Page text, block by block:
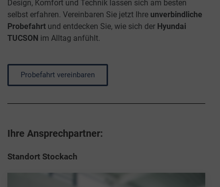
Design, Komfort und Technik lassen sich am besten
selbst erfahren. Vereinbaren Sie jetzt Ihre unverbindliche
Probefahrt und entdecken Sie, wie sich der Hyundai
TUCSON im Alltag anfühlt.
Probefahrt vereinbaren
Ihre Ansprechpartner:
Standort Stockach